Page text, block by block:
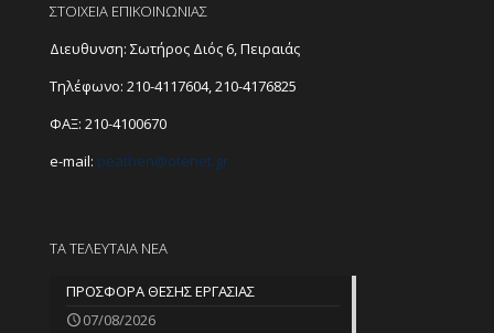
ΣΤΟΙΧΕΙΑ ΕΠΙΚΟΙΝΩΝΙΑΣ
Διευθυνση: Σωτήρος Διός 6, Πειραιάς
Τηλέφωνο: 210-4117604,210-4176825
ΦΑΞ: 210-4100670
e-mail: peathen@otenet.gr
ΤΑ ΤΕΛΕΥΤΑΙΑ ΝΕΑ
ΠΡΟΣΦΟΡΑ ΘΕΣΗΣ ΕΡΓΑΣΙΑΣ
07/08/2026